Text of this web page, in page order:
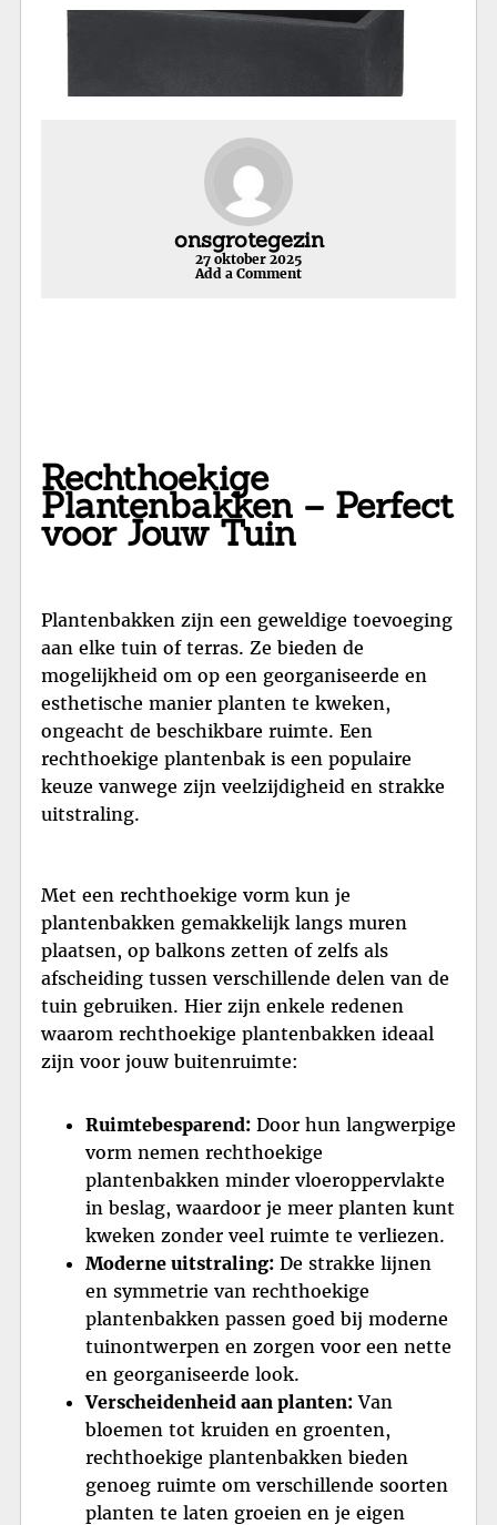
onsgrotegezin
27 oktober 2025
Add a Comment
Rechthoekige
Plantenbakken – Perfect
voor Jouw Tuin
Plantenbakken zijn een geweldige toevoeging
aan elke tuin of terras. Ze bieden de
mogelijkheid om op een georganiseerde en
esthetische manier planten te kweken,
ongeacht de beschikbare ruimte. Een
rechthoekige plantenbak is een populaire
keuze vanwege zijn veelzijdigheid en strakke
uitstraling.
Met een rechthoekige vorm kun je
plantenbakken gemakkelijk langs muren
plaatsen, op balkons zetten of zelfs als
afscheiding tussen verschillende delen van de
tuin gebruiken. Hier zijn enkele redenen
waarom rechthoekige plantenbakken ideaal
zijn voor jouw buitenruimte:
Ruimtebesparend: Door hun langwerpige
vorm nemen rechthoekige
plantenbakken minder vloeroppervlakte
in beslag, waardoor je meer planten kunt
kweken zonder veel ruimte te verliezen.
Moderne uitstraling: De strakke lijnen
en symmetrie van rechthoekige
plantenbakken passen goed bij moderne
tuinontwerpen en zorgen voor een nette
en georganiseerde look.
Verscheidenheid aan planten: Van
bloemen tot kruiden en groenten,
rechthoekige plantenbakken bieden
genoeg ruimte om verschillende soorten
planten te laten groeien en je eigen